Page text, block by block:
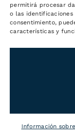
permitirá procesar
o las
consentimiento,
características y
Información
609 200